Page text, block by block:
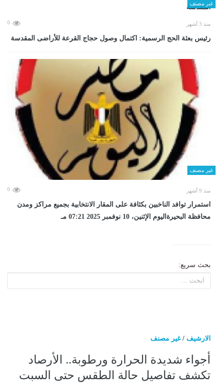
غير مصنف
منذ 3 أشهر 0
رئيس بعثة الحج الرسمية: اكتمال وصول حجاج القرعة للأراضى المقدسة
غير مصنف
منذ 9 أشهر 0
استمرار توافد الناخبين بكثافة على المقار الانتخابية بجميع مراكز ومدن
محافظة البحيرةاليوم الإثنين، 10 نوفمبر 2025 07:21 مـ
بحث سريع:
الارشيف /غير مصنف
أجواء شديدة الحرارة ورطوبة.. الأرصاد
تكشف تفاصيل حالة الطقس حتى السبت